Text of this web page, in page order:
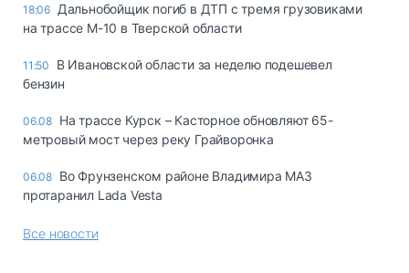
18:06 Дальнобойщик погиб в ДТП с тремя грузовиками
на трассе М-10 в Тверской области
11:50
В Ивановской области за неделю подешевел
бензин
06.08 На трассе Курск – Касторное обновляют 65-
метровый мост через реку Грайворонка
06.08 Во Фрунзенском районе Владимира МАЗ
протаранил Lada Vesta
Все новости